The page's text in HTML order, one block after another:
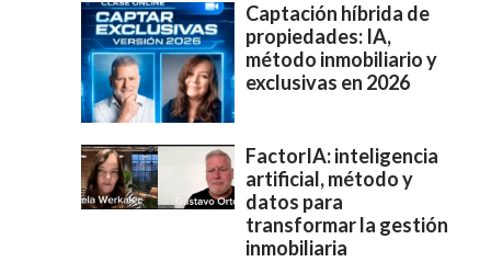
Captación híbrida de
propiedades: IA,
método inmobiliario y
exclusivas en 2026
FactorIA: inteligencia
artificial, método y
datos para
transformar la gestión
inmobiliaria